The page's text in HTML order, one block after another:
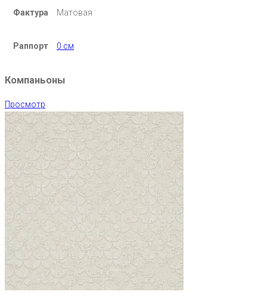
Фактура Матовая
Раппорт 0 см
Компаньоны
Просмотр